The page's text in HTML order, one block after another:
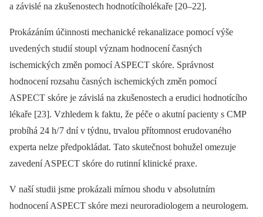
a závislé na zkušenostech hodnotícíholékaře [20–22].
Prokázáním účinnosti mechanické rekanalizace pomocí výše
uvedených studií stoupl význam hodnocení časných
ischemických změn pomocí ASPECT skóre. Správnost
hodnocení rozsahu časných ischemických změn pomocí
ASPECT skóre je závislá na zkušenostech a erudici hodnotícího
lékaře [23]. Vzhledem k faktu, že péče o akutní pacienty s CMP
probíhá 24 h/ 7 dní v týdnu, trvalou přítomnost erudovaného
experta nelze předpokládat. Tato skutečnost bohužel omezuje
zavedení ASPECT skóre do rutinní klinické praxe.
V naší studii jsme prokázali mírnou shodu v absolutním
hodnocení ASPECT skóre mezi neuroradiologem a neurologem.